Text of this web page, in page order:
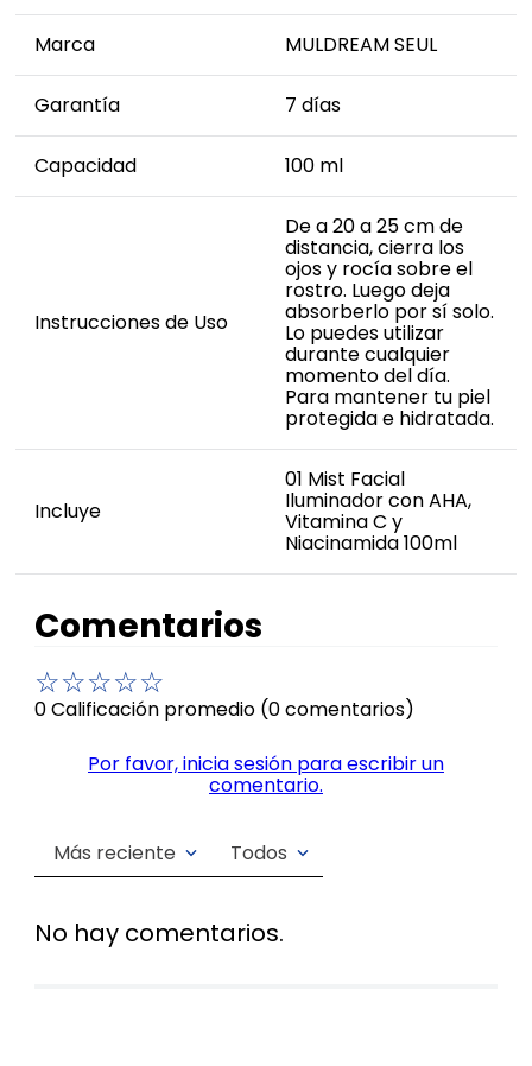
Marca MULDREAM SEUL
Garantía 7 días
Capacidad 100 ml
Instrucciones de Uso
De a 20 a 25 cm de
distancia, cierra los
ojos y rocía sobre el
rostro. Luego deja
absorberlo por sí solo.
Lo puedes utilizar
durante cualquier
momento del día.
Para mantener tu piel
protegida e hidratada.
Incluye
01 Mist Facial
Iluminador con AHA,
Vitamina C y
Niacinamida 100ml
Comentarios
☆☆☆☆☆
0 Calificación promedio (0 comentarios)
Por favor, inicia sesión para escribir un
comentario.
Más reciente Todos
No hay comentarios.